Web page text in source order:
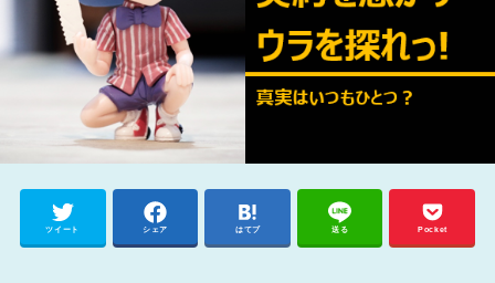
ツイート シェア はてブ 送る Pocket